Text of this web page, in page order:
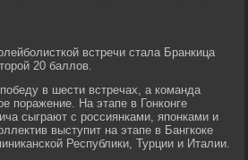
встречи стала Бранкица
20 баллов.
в шести встречах, а команда
поражение. На этапе в Гонконге
сыграют с россиянками, японками и
выступит на этапе в Бангкоке
Республики, Турции и Италии.